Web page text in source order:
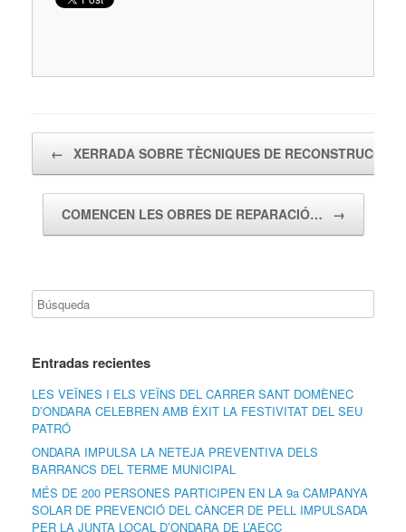
← XERRADA SOBRE TÈCNIQUES DE
COMENCEN LES OBRES DE REPARACIÓ… →
Entradas recientes
LES VEÏNES I ELS VEÏNS DEL CARRER SANT DOMÈNEC
D’ONDARA CELEBREN AMB ÈXIT LA FESTIVITAT DEL SEU
PATRÓ
ONDARA IMPULSA LA NETEJA PREVENTIVA DELS
BARRANCS DEL TERME MUNICIPAL
MÉS DE 200 PERSONES PARTICIPEN EN LA 9a CAMPANYA
SOLAR DE PREVENCIÓ DEL CÀNCER DE PELL IMPULSADA
PER LA JUNTA LOCAL D’ONDARA DE L’AECC